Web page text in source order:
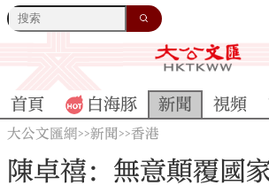
首頁 白海豚 新聞 視頻
大公文匯網>>新聞>>香港
陳卓禧：無意顛覆國